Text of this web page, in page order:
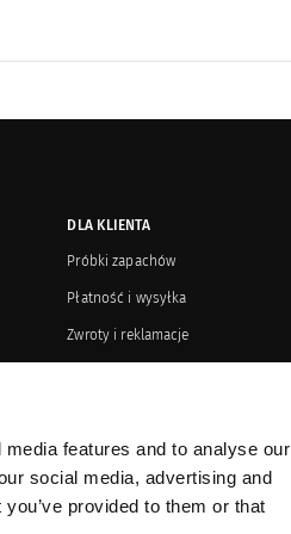
features and to analyse our
social media, advertising and
provided to them or that
DLA KLIENTA
Próbki zapachów
Płatność i wysyłka
Zwroty i reklamacje
Promocje
Program VIP